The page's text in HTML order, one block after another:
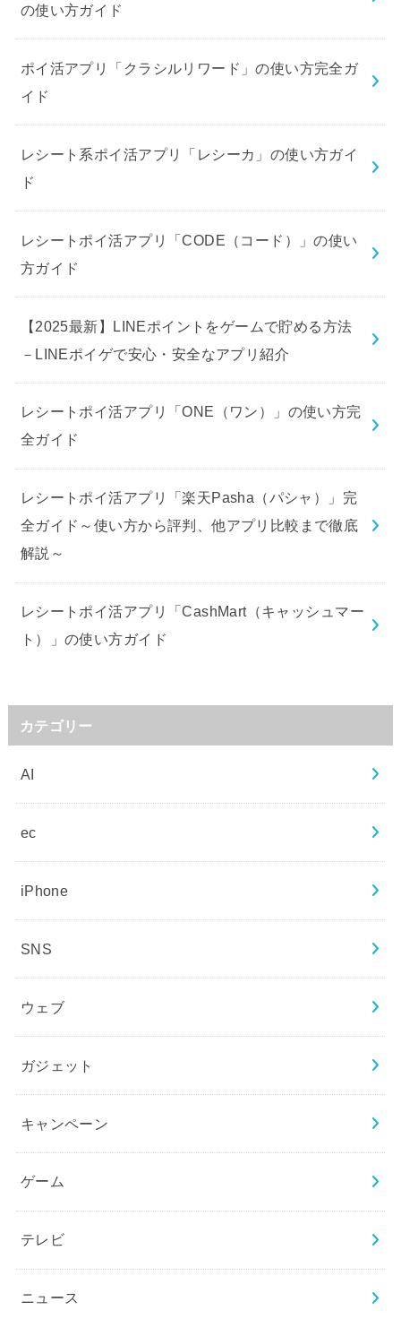
の使い方ガイド
ポイ活アプリ「クラシルリワード」の使い方完全ガ
イド
レシート系ポイ活アプリ「レシーカ」の使い方ガイ
ド
レシートポイ活アプリ「CODE（コード）」の使い
方ガイド
【2025最新】LINEポイントをゲームで貯める方法
－LINEポイゲで安心・安全なアプリ紹介
レシートポイ活アプリ「ONE（ワン）」の使い方完
全ガイド
レシートポイ活アプリ「楽天Pasha（パシャ）」完
全ガイド～使い方から評判、他アプリ比較まで徹底
解説～
レシートポイ活アプリ「CashMart（キャッシュマー
ト）」の使い方ガイド
カテゴリー
AI
ec
iPhone
SNS
ウェブ
ガジェット
キャンペーン
ゲーム
テレビ
ニュース